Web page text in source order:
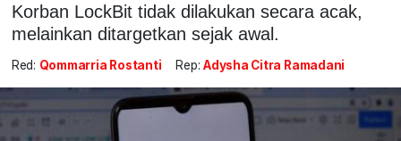
Korban LockBit tidak dilakukan secara acak,
melainkan ditargetkan sejak awal.
Red: Qommarria Rostanti Rep: Adysha Citra Ramadani